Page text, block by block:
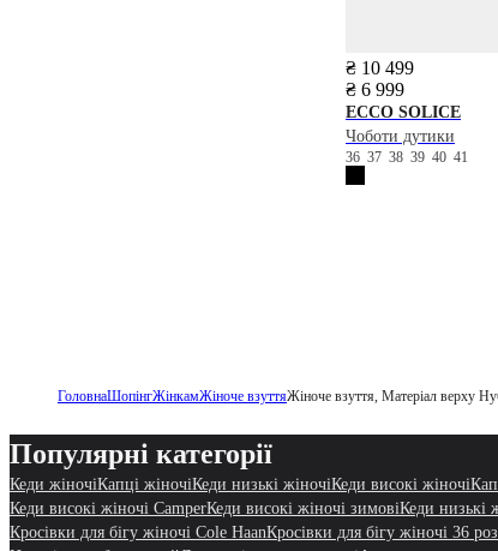
₴ 10 499
₴ 6 999
ECCO SOLICE
Чоботи дутики
36 37 38 39 40 41
ГоловнаШопінгЖінкамЖіноче взуттяЖіноче взуття, Матеріал верху
Популярні категорії
Кеди жіночіКапці жіночіКеди низькі жіночіКеди високі жіночі
Кеди високі жіночі CamperКеди високі жіночі зимовіКеди низькі
Кросівки для бігу жіночі Cole HaanКросівки для бігу жіночі 36